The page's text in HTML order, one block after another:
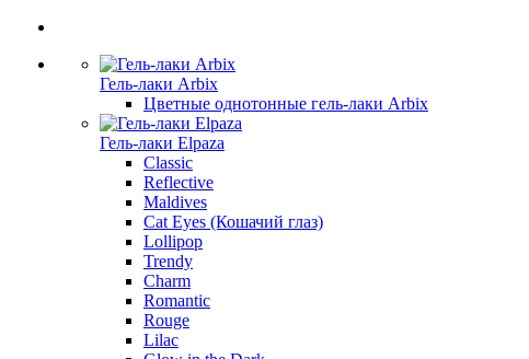
Гель-лаки Arbix
Цветные однотонные гель-лаки Arbix
Гель-лаки Elpaza
Classic
Reflective
Maldives
Cat Eyes (Кошачий глаз)
Lollipop
Trendy
Charm
Romantic
Rouge
Lilac